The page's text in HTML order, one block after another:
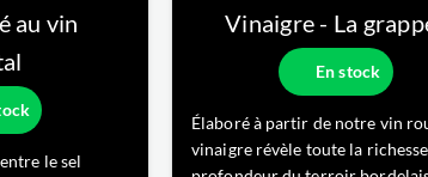
au vin
le sel
Vinaigre - La
En stock
Élaboré à partir de notre vin
vinaigre révèle toute la